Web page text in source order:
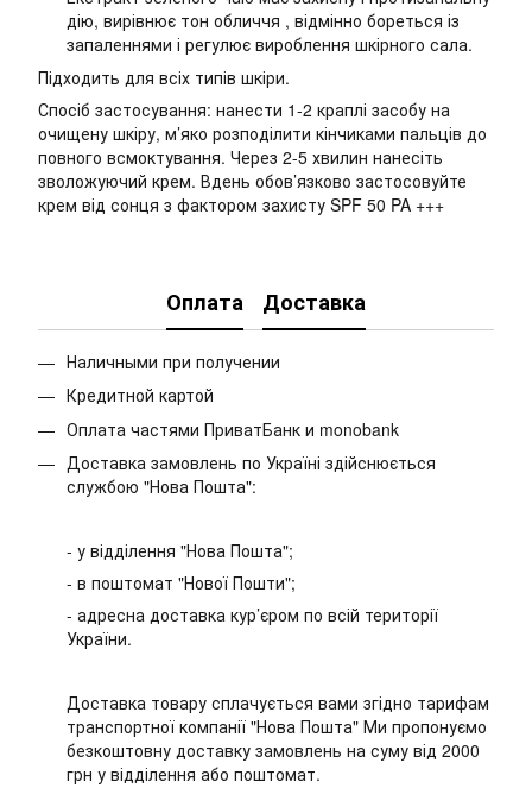
дію, вирівнює тон обличчя , відмінно бореться із
запаленнями і регулює вироблення шкірного сала.
Підходить для всіх типів шкіри.
Спосіб застосування: нанести 1-2 краплі засобу на
очищену шкіру, м’яко розподілити кінчиками пальців до
повного всмоктування. Через 2-5 хвилин нанесіть
зволожуючий крем. Вдень обов’язково застосовуйте
крем від сонця з фактором захисту SPF 50 PA +++
Оплата Доставка
Наличными при получении
Кредитной картой
Оплата частями ПриватБанк и monobank
Доставка замовлень по Україні здійснюється
службою "Нова Пошта":
- у відділення "Нова Пошта";
- в поштомат "Нової Пошти";
- адресна доставка кур’єром по всій території
України.
Доставка товару сплачується вами згідно тарифам
транспортної компанії "Нова Пошта" Ми пропонуємо
безкоштовну доставку замовлень на суму від 2000
грн у відділення або поштомат.